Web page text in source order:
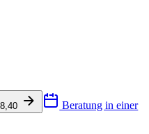
Beratung in einer